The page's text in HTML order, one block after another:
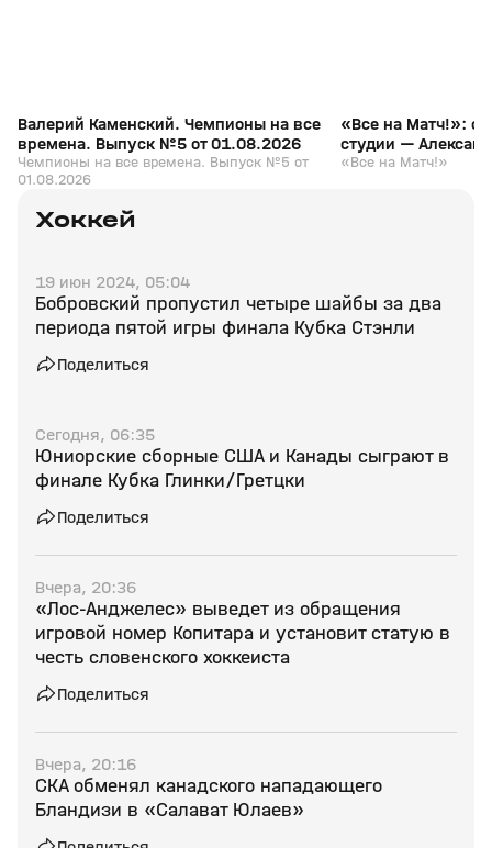
Валерий Каменский. Чемпионы на все
времена. Выпуск №5 от 01.08.2026
Чемпионы на все времена. Выпуск №5 от
01.08.2026
«Все на Матч!»:
студии —
«Все на Матч!»
Хоккей
19 июн 2024, 05:04
Бобровский пропустил четыре шайбы за два
периода пятой игры финала Кубка Стэнли
Поделиться
Сегодня, 06:35
Юниорские сборные США и Канады сыграют в
финале Кубка Глинки/Гретцки
Поделиться
Вчера, 20:36
«Лос‑Анджелес» выведет из обращения
игровой номер Копитара и установит статую в
честь словенского хоккеиста
Поделиться
Вчера, 20:16
СКА обменял канадского нападающего
Бландизи в «Салават Юлаев»